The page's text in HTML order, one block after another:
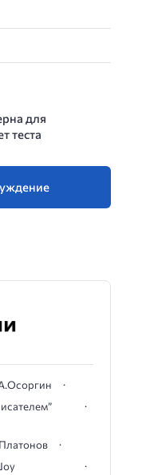
для
теста